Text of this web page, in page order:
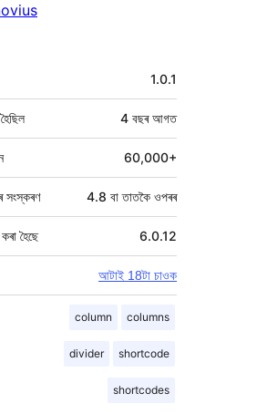
1.0.1
4 বছৰআগত
60,000+
4.8 বা তাতকৈ ওপৰৰ
হৈছে 6.0.12
আটাই 18টা চাওক
column columns
divider shortcode
shortcodes